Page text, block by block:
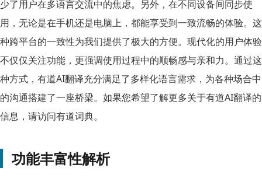
少了用户在多语言交流中的焦虑。另外，在不同设备间同步使
用，无论是在手机还是电脑上，都能享受到一致流畅的体验。这
种跨平台的一致性为我们提供了极大的方便。现代化的用户体验
不仅仅关注功能，更强调使用过程中的顺畅感与亲和力。通过这
种方式，有道AI翻译充分满足了多样化语言需求，为各种场合中
的沟通搭建了一座桥梁。如果您希望了解更多关于有道AI翻译的
信息，请访问有道词典。
功能丰富性解析